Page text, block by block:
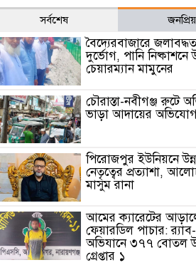
সর্বশেষ জনপ্রিয়
বৈদ্যেরবাজারে
দুর্ভোগ, পানি নিষ্কাশনে
চেয়ারম্যান মামুনের
চৌরাস্তা-নবীগঞ্জ রুটে
ভাড়া আদায়ের
পিরোজপুর ইউনিয়নে
নেতৃত্বের প্রত্যাশা,
মাসুম রানা
আমের ক্যারেটের
ফেয়ারডিল পাচার:
অভিযানে ৩৭৭ বোতল
গ্রেপ্তার ১